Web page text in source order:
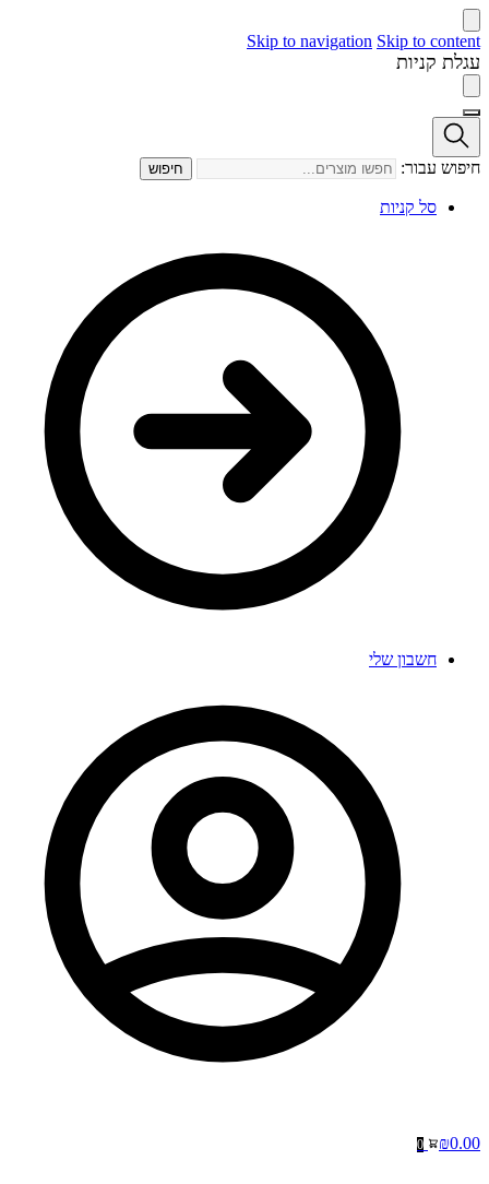
Skip to navigation Skip to content
עגלת קניות
חיפוש עבור: חיפוש
סל קניות
חשבון שלי
₪0.00
0